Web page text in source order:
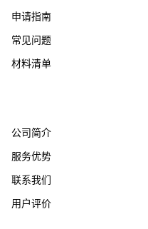
申请指南
常见问题
材料清单
公司简介
服务优势
联系我们
用户评价